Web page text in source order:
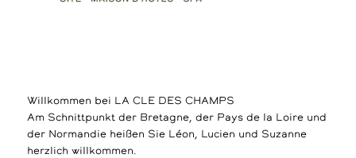
Willkommen bei LA CLE DES CHAMPS
Am Schnittpunkt der Bretagne, der Pays de la Loire und
der Normandie heißen Sie Léon, Lucien und Suzanne
herzlich willkommen.